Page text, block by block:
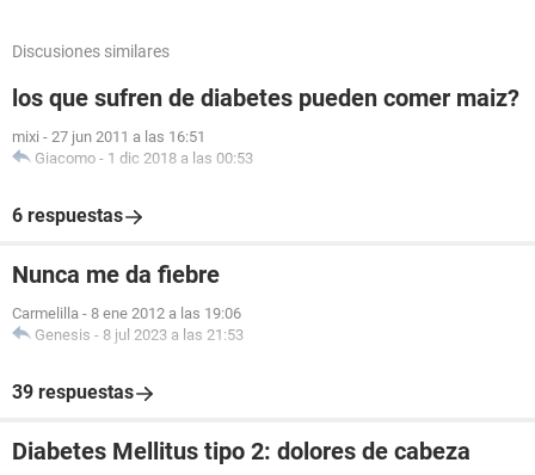
Discusiones similares
los que sufren de diabetes pueden comer maiz?
mixi - 27 jun 2011 a las 16:51
Giacomo - 1 dic 2018 a las 00:53
6 respuestas
Nunca me da fiebre
Carmelilla - 8 ene 2012 a las 19:06
Genesis - 8 jul 2023 a las 21:53
39 respuestas
Diabetes Mellitus tipo 2: dolores de cabeza